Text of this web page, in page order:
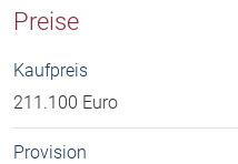
Preise
Kaufpreis
211.100 Euro
Provision